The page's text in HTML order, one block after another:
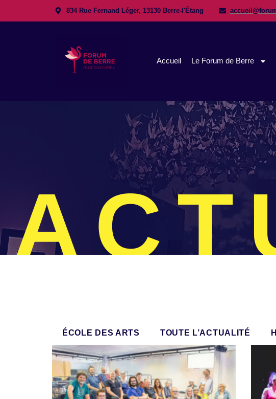
834 Rue Fernand Léger, 13130 Berre-l'Étang
Accueil Le Forum de Berre
ÉCOLE DES ARTS TOUTE L’ACTUALITÉ